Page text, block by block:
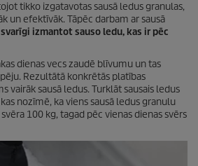
tikko izgatavotas sausā ledus granulas,
un efektīvāk. Tāpēc darbam ar sausā
izmantot sauso ledu, kas ir pēc
dienas vecs zaudē blīvumu un tas
Rezultātā konkrētās platības
vairāk sausā ledus. Turklāt sausais ledus
nozīmē, ka viens sausā ledus granulu
100 kg, tagad pēc vienas dienas svērs